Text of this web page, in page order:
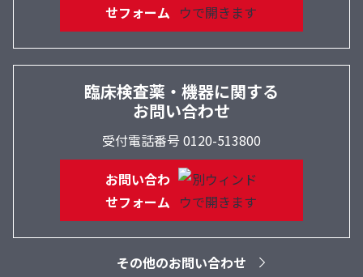
せフォーム
臨床検査薬・機器に関する
お問い合わせ
受付電話番号 0120-513800
お問い合わ
せフォーム
その他のお問い合わせ